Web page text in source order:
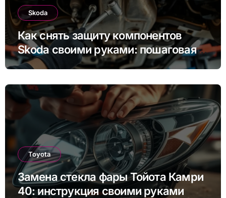
Skoda
Как снять защиту компонентов
Skoda своими руками: пошаговая
инструкция для Rapid, Octavia и
Toyota
Замена стекла фары Тойота Камри
40: инструкция своими руками